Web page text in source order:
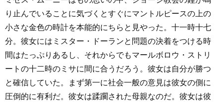
り止んでいることに気づくとすぐにマントルピースの上の
小さな金色の時計を本能的にちらと見やった。十一時十七
分。彼女にはミスター・ドーランと問題の決着をつける時
間はたっぷりあるし、それからでもマールボロウ・ストリ
ートの十二時のミサに間に合うだろう。彼女は自分が勝つ
と確信していた。まず第一に社会一般の意見は彼女の側に
圧倒的に有利だ。彼女は蹂躙された母親なのだ。彼女は彼